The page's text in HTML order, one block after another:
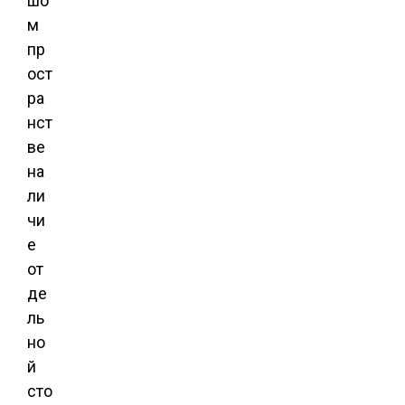
м
пр
ост
ра
нст
ве
на
ли
чи
е
от
де
ль
но
й
сто